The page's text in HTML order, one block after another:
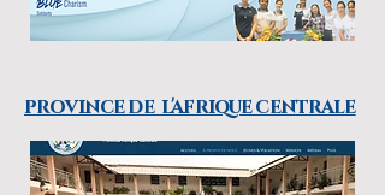
province de l'afrique centrale